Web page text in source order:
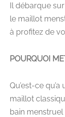
Il débarque
le maillot
à profitez de
POURQUOI
Qu’est-ce
maillot
bain